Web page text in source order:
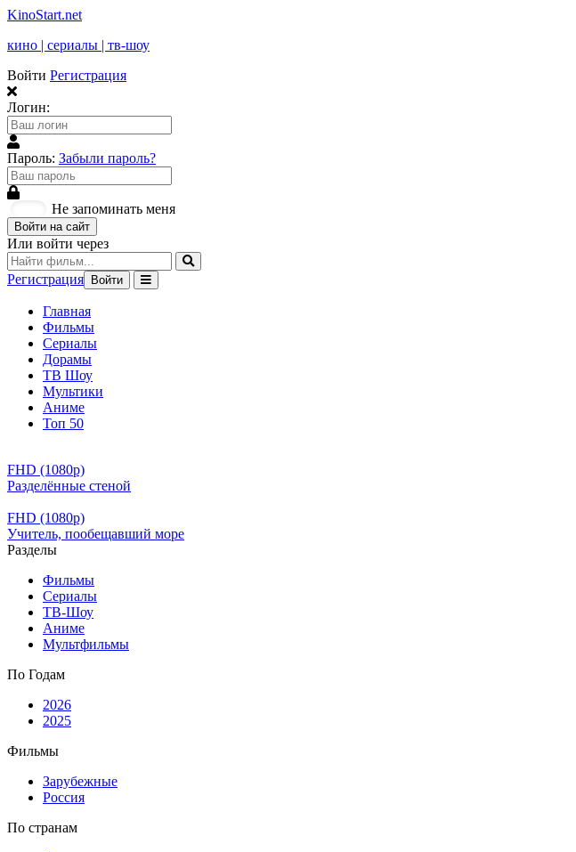
KinoStart.net
кино | сериалы | тв-шоу
Войти Регистрация
Логин:
Пароль: Забыли пароль?
Не запоминать меня
Войти на сайт
Или войти через
Регистрация Войти
Главная
Фильмы
Сериалы
Дорамы
ТВ Шоу
Мультики
Аниме
Топ 50
FHD (1080p)
Разделённые стеной
FHD (1080p)
Учитель, пообещавший море
Разделы
Фильмы
Сериалы
ТВ-Шоу
Аниме
Мультфильмы
По Годам
2026
2025
Фильмы
Зарубежные
Россия
По странам